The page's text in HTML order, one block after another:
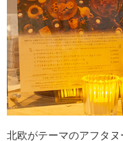
北欧がテーマのアフタヌ